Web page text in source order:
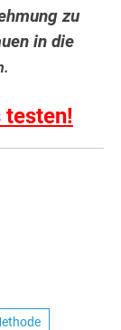
zu
in die
testen!